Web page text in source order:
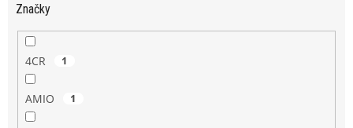
Značky
4CR 1
AMIO 1